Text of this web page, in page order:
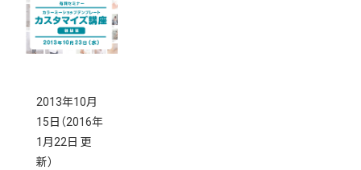
ンシブWebデ
ザインセミナ
ー開催！
2013年10月
15日 （2016年
1月22日 更
新）